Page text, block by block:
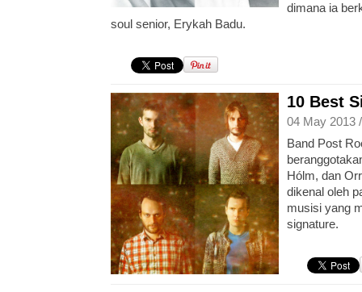
dimana ia
soul senior, Erykah Badu.
10 Best
04 May 2013
Band Post
Hólm, dan
dikenal oleh
musisi yang
signature.